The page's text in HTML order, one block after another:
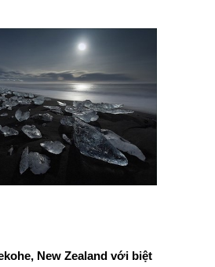
New Zealand với biệt